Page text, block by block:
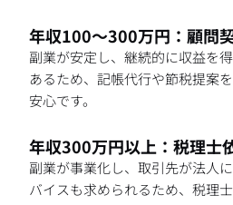
年収100〜300万円：顧問
副業が安定し、継続的に収益を
あるため、記帳代行や節税提案
安心です。
年収300万円以上：税理士
副業が事業化し、取引先が法人
バイスも求められるため、税理